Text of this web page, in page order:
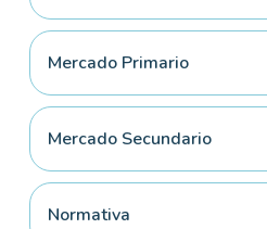
Mercado Primario
Mercado Secundario
Normativa